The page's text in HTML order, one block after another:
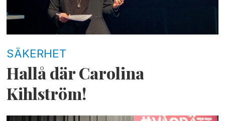
SÄKERHET
Hallå där Carolina
Kihlström!